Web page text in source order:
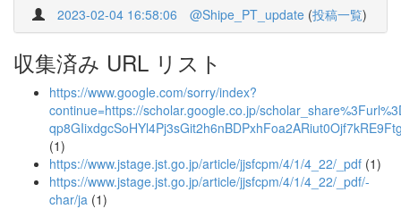
2023-02-04 16:58:06 @Shipe_PT_update (投稿一覧)
収集済み URL リスト
https://www.google.com/sorry/index?
continue=https://scholar.google.co.jp/
(1)
https://www.jstage.jst.go.jp/article/jjsfcpm/4/1/4_22/_pdf (1)
https://www.jstage.jst.go.jp/article/jjsfcpm/4/1/4_22/_pdf/-
char/ja (1)